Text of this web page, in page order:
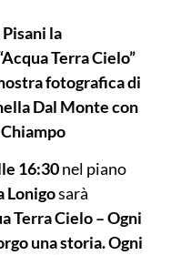
la
Terra Cielo”
fotografica di
Dal Monte con
16:30nel piano
Lonigosarà
Terra Cielo – Ogni
una storia. Ogni